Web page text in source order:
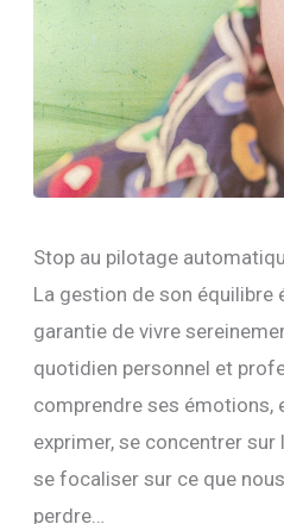
Stop au pilotage
La gestion de son équilibre
garantie de vivre
quotidien personnel et
comprendre ses émotions,
exprimer, se concentrer
se focaliser sur ce que
perdre…